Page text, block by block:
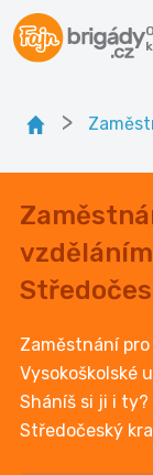
>
Zaměstnání
Vysokoškolské
Sháníš si ji i
Středočeský